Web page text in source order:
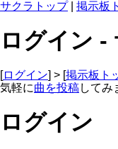
サクラトップ| 掲示板
ログイン -
[ログイン] > [掲示板ト
気軽に曲を投稿してみ
ログイン